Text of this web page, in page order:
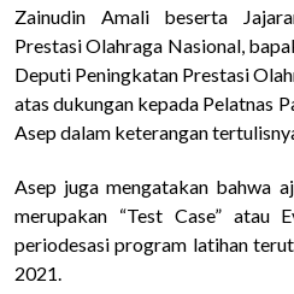
Zainudin Amali beserta
Prestasi Olahraga Nasional,
Deputi Peningkatan Prestasi
atas dukungan kepada Pelatnas
Asep dalam keterangan
Asep juga mengatakan bahwa
merupakan “Test Case” atau
periodesasi program latihan
2021.